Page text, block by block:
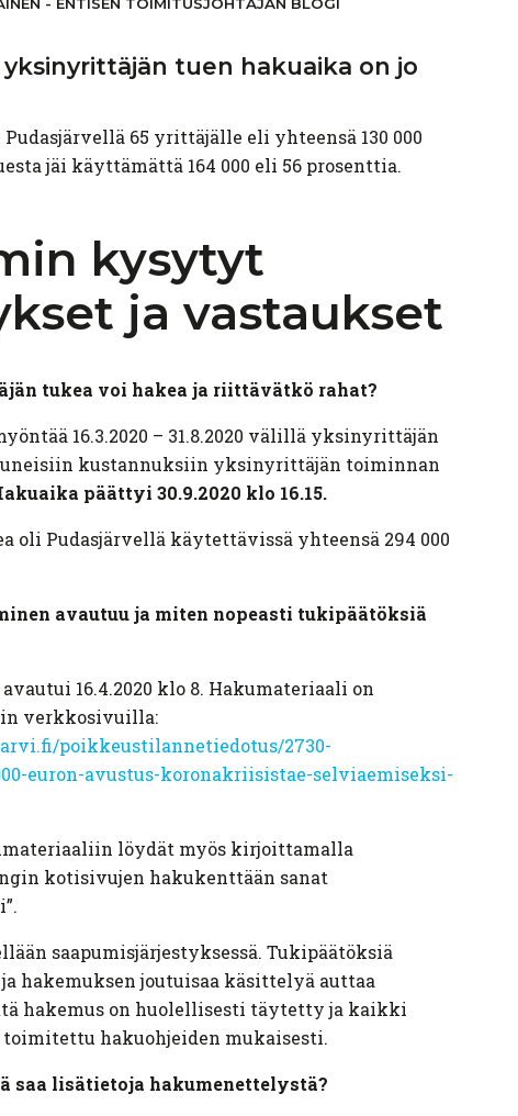
yksinyrittäjän tuen hakuaika on jo
65 yrittäjälle eli yhteensä 130 000
jäi käyttämättä 164 000 eli 56 prosenttia.
kysytyt
ja vastaukset
tukea voi hakea ja riittävätkö rahat?
16.3.2020 – 31.8.2020 välillä yksinyrittäjän
kustannuksiin yksinyrittäjän toiminnan
päättyi 30.9.2020 klo 16.15.
oli Pudasjärvellä käytettävissä yhteensä 294 000
avautuu ja miten nopeasti tukipäätöksiä
16.4.2020 klo 8. Hakumateriaali on
verkkosivuilla:
poikkeustilannetiedotus/2730-
euron-avustus-koronakriisistae-selviaemiseksi-
löydät myös kirjoittamalla
kotisivujen hakukenttään sanat
saapumisjärjestyksessä. Tukipäätöksiä
hakemuksen joutuisaa käsittelyä auttaa
hakemus on huolellisesti täytetty ja kaikki
hakuohjeiden mukaisesti.
saa lisätietoja hakumenettelystä?